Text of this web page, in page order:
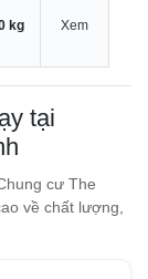
kg Xem
tại
cư The
về chất lượng,